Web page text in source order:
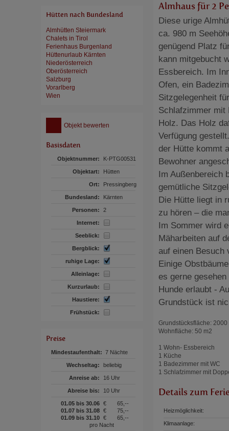
Hütten nach Bundesland
Almhütten Steiermark
Chalets in Tirol
Ferienhaus Burgenland
Hüttenurlaub Kärnten
Niederösterreich
Oberösterreich
Salzburg
Vorarlberg
Wien
Objekt bewerten
Basisdaten
Objektnummer: K-PTG00531
Objektart: Hütten
Ort: Pressingberg
Bundesland: Kärnten
Personen: 2
Internet:
Seeblick:
Bergblick:
ruhige Lage:
Alleinlage:
Kurzurlaub:
Haustiere:
Frühstück:
Preise
Mindestaufenthalt: 7 Nächte
Wechseltag: beliebig
Anreise ab: 16 Uhr
Abreise bis: 10 Uhr
01.05 bis 30.06 €
65,--
01.07 bis 31.08 €
75,--
01.09 bis 31.10 €
65,--
pro Nacht
Almhaus für 2
Diese urige
ca. 980 m
genügend Platz
kann mitgebucht
Essbereich. Im
Ofen, ein
Sitzgelegenheit
Schlafzimmer mit
Holz. Das Holz
Verfügung
der Hütte kommt
Bewohner
Im Außenbereich
gemütliche
Die Hütte liegt in
zu hören – die
Im Sommer wird
Mäharbeiten auf
auf einen Besuch
Einige
es gerne
Hunde erlaubt -
Grundstück ist
Grundstücksfläche: 2000
Wohnfläche: 50 m2
1 Wohn- Essbereich
1 Küche
1 Badezimmer mit WC
1 Schlafzimmer mit
Details zum
Heizmöglichkeit:
Klimaanlage: